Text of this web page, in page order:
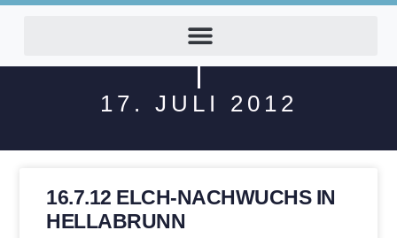
17. JULI 2012
16.7.12 ELCH-NACHWUCHS IN
HELLABRUNN